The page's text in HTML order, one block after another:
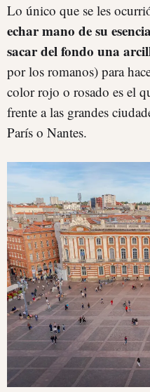
Lo único que se les
echar mano de su
sacar del fondo una
por los romanos) para
color rojo o rosado es el
frente a las grandes
París o Nantes.